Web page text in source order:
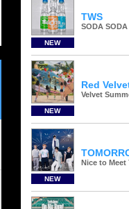
NEW
TWS
SODA SODA
NEW
Red
Velvet
NEW
Nice to Meet